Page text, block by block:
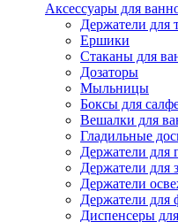
Аксессуары для
Держатели для
Ершики
Стаканы для
Дозаторы
Мыльницы
Боксы для
Вешалки для
Гладильные
Держатели для
Держатели для
Держатели
Держатели для
Диспенсеры